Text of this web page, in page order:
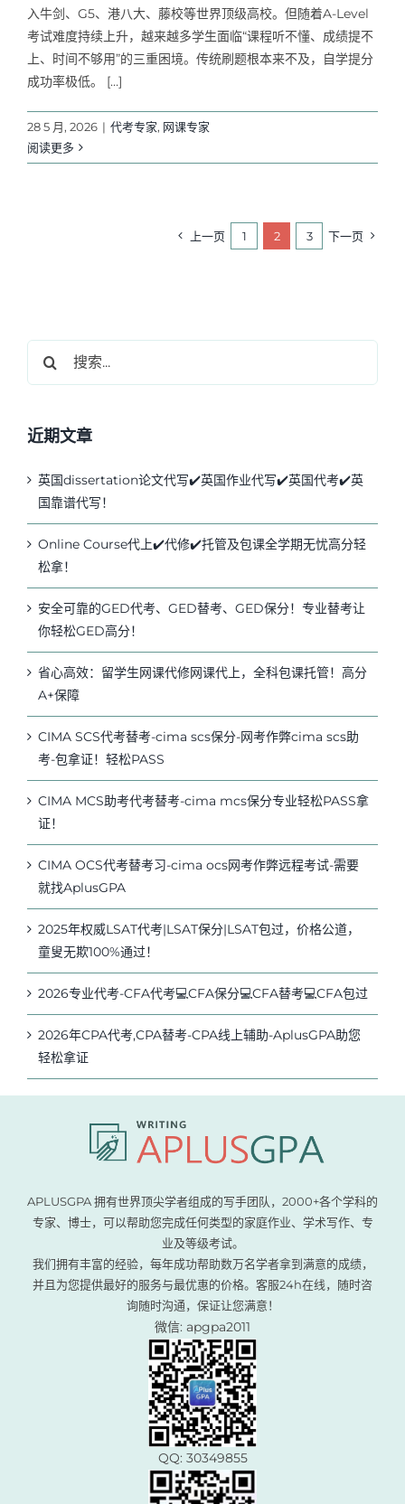
入牛剑、G5、港八大、藤校等世界顶级高校。但随着A-Level
考试难度持续上升，越来越多学生面临“课程听不懂、成绩提不
上、时间不够用”的三重困境。传统刷题根本来不及，自学提分
成功率极低。 […]
28 5 月, 2026 | 代考专家, 网课专家
阅读更多
上一页 1 2 3 下一页
索：
近期文章
英国dissertation论文代写✔️英国作业代写✔️英国代考✔️英
国靠谱代写！
Online Course代上✔️代修✔️托管及包课全学期无忧高分轻
松拿！
安全可靠的GED代考、GED替考、GED保分！专业替考让
你轻松GED高分！
省心高效：留学生网课代修网课代上，全科包课托管！高分
A+保障
CIMA SCS代考替考-cima scs保分-网考作弊cima scs助
考-包拿证！轻松PASS
CIMA MCS助考代考替考-cima mcs保分专业轻松PASS拿
证！
CIMA OCS代考替考习-cima ocs网考作弊远程考试-需要
就找AplusGPA
2025年权威LSAT代考|LSAT保分|LSAT包过，价格公道，
童叟无欺100%通过！
2026专业代考-CFA代考💻CFA保分💻CFA替考💻CFA包过
2026年CPA代考,CPA替考-CPA线上辅助-AplusGPA助您
轻松拿证
APLUSGPA 拥有世界顶尖学者组成的写手团队，2000+各个学科的
专家、博士，可以帮助您完成任何类型的家庭作业、学术写作、专
业及等级考试。
我们拥有丰富的经验，每年成功帮助数万名学者拿到满意的成绩，
并且为您提供最好的服务与最优惠的价格。客服24h在线，随时咨
询随时沟通，保证让您满意！
微信: apgpa2011
QQ: 30349855